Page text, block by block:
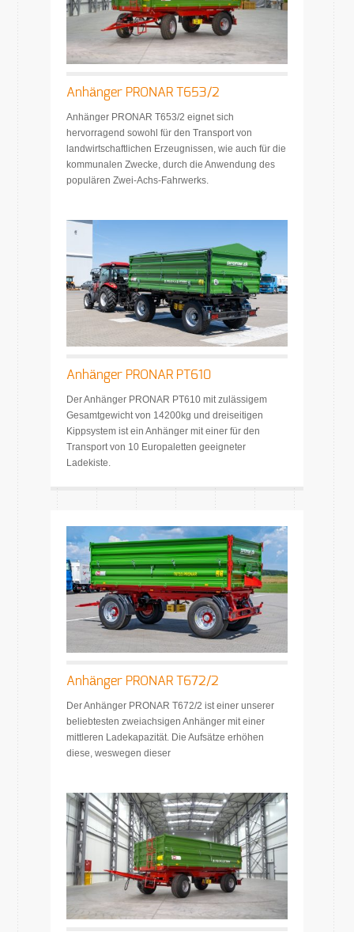
Anhänger PRONAR T653/2
Anhänger PRONAR T653/2 eignet sich
hervorragend sowohl für den Transport von
landwirtschaftlichen Erzeugnissen, wie auch für die
kommunalen Zwecke, durch die Anwendung des
populären Zwei-Achs-Fahrwerks.
Anhänger PRONAR PT610
Der Anhänger PRONAR PT610 mit zulässigem
Gesamtgewicht von 14200kg und dreiseitigen
Kippsystem ist ein Anhänger mit einer für den
Transport von 10 Europaletten geeigneter
Ladekiste.
Anhänger PRONAR T672/2
Der Anhänger PRONAR T672/2 ist einer unserer
beliebtesten zweiachsigen Anhänger mit einer
mittleren Ladekapazität. Die Aufsätze erhöhen
diese, weswegen dieser